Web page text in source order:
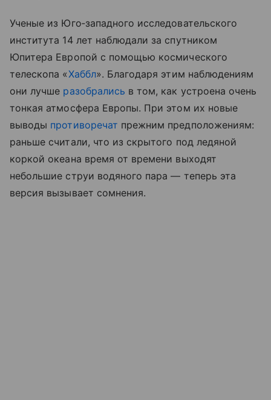
Ученые из Юго‑западного исследовательского
института 14 лет наблюдали за спутником
Юпитера Европой с помощью космического
телескопа «Хаббл». Благодаря этим наблюдениям
они лучше разобрались в том, как устроена очень
тонкая атмосфера Европы. При этом их новые
выводы противоречат прежним предположениям:
раньше считали, что из скрытого под ледяной
коркой океана время от времени выходят
небольшие струи водяного пара — теперь эта
версия вызывает сомнения.